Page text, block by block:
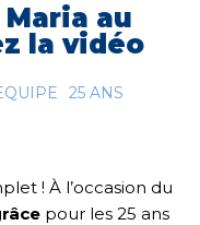
Maria au
la vidéo
25 ANS
! À l’occasion du
pour les 25 ans